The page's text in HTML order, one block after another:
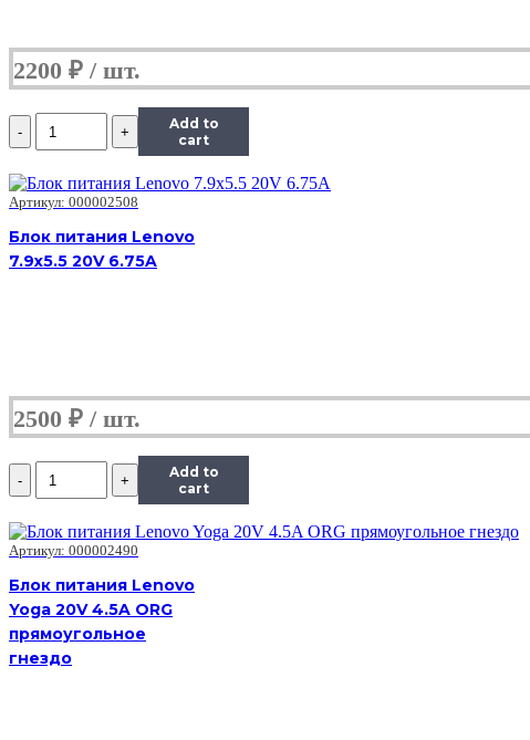
2200 ₽
Количество
Блок
Lenovo
Yoga
3.25A
ORG
Add to
cart
Артикул: 000002508
Блок питания Lenovo
7.9x5.5 20V 6.75A
2500 ₽
Количество
Блок
Lenovo
Yoga
3.25A
ORG
квадрат
прямоугольное
гнездо
Add to
cart
Артикул: 000002490
Блок питания Lenovo
Yoga 20V 4.5A ORG
прямоугольное
гнездо